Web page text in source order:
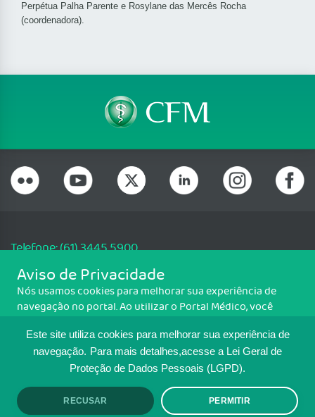
Este site utiliza cookies para melhorar sua experiência de
navegação. Para mais detalhes,acesse a Lei Geral de
Proteção de Dados Pessoais (LGPD).
RECUSAR PERMITIR
Perpétua Palha Parente e Rosylane das Mercês Rocha
(coordenadora).
Telefone: (61) 3445 5900
Email: cfm@portalmedico.org.br
SGAS 616, Conjunto D, Lote 115, L2 Sul, Brasília/DF - CEP: 70200-760 -
CNPJ: 33.583.550/0001-30
MAPA DO SITE
TRANSPARÊNCIA E PRESTAÇÃO DE
CONTAS
Aviso de Privacidade
Nós usamos cookies para melhorar sua experiência de
navegação no portal. Ao utilizar o Portal Médico, você
Para ter mais informações sobre como isso é feito, acesse
Política de cookies. Se você concorda, clique em ACEITO.
ACEITO